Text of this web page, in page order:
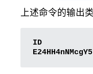
上述命令的输出
ID